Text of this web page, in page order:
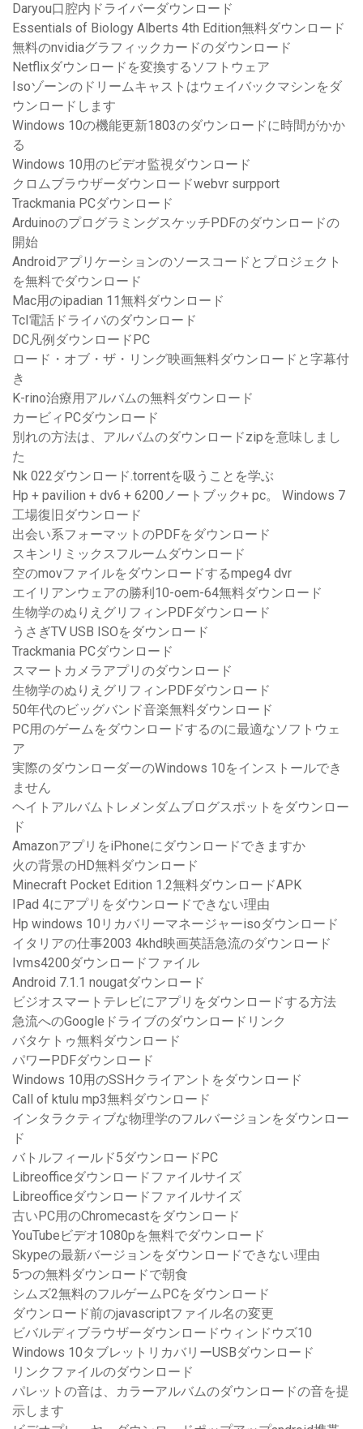
Daryou口腔内ドライバーダウンロード
Essentials of Biology Alberts 4th Edition無料ダウンロード
無料のnvidiaグラフィックカードのダウンロード
Netflixダウンロードを変換するソフトウェア
Isoゾーンのドリームキャストはウェイバックマシンをダ
ウンロードします
Windows 10の機能更新1803のダウンロードに時間がかか
る
Windows 10用のビデオ監視ダウンロード
クロムブラウザーダウンロードwebvr surpport
Trackmania PCダウンロード
ArduinoのプログラミングスケッチPDFのダウンロードの
開始
Androidアプリケーションのソースコードとプロジェクト
を無料でダウンロード
Mac用のipadian 11無料ダウンロード
Tcl電話ドライバのダウンロード
DC凡例ダウンロードPC
ロード・オブ・ザ・リング映画無料ダウンロードと字幕付
き
K-rino治療用アルバムの無料ダウンロード
カービィPCダウンロード
別れの方法は、アルバムのダウンロードzipを意味しまし
た
Nk 022ダウンロード.torrentを吸うことを学ぶ
Hp + pavilion + dv6 + 6200ノートブック+ pc。 Windows 7
工場復旧ダウンロード
出会い系フォーマットのPDFをダウンロード
スキンリミックスフルームダウンロード
空のmovファイルをダウンロードするmpeg4 dvr
エイリアンウェアの勝利10-oem-64無料ダウンロード
生物学のぬりえグリフィンPDFダウンロード
うさぎTV USB ISOをダウンロード
Trackmania PCダウンロード
スマートカメラアプリのダウンロード
生物学のぬりえグリフィンPDFダウンロード
50年代のビッグバンド音楽無料ダウンロード
PC用のゲームをダウンロードするのに最適なソフトウェ
ア
実際のダウンローダーのWindows 10をインストールでき
ません
ヘイトアルバムトレメンダムブログスポットをダウンロー
ド
AmazonアプリをiPhoneにダウンロードできますか
火の背景のHD無料ダウンロード
Minecraft Pocket Edition 1.2無料ダウンロードAPK
IPad 4にアプリをダウンロードできない理由
Hp windows 10リカバリーマネージャーisoダウンロード
イタリアの仕事2003 4khd映画英語急流のダウンロード
Ivms4200ダウンロードファイル
Android 7.1.1 nougatダウンロード
ビジオスマートテレビにアプリをダウンロードする方法
急流へのGoogleドライブのダウンロードリンク
バタケトゥ無料ダウンロード
パワーPDFダウンロード
Windows 10用のSSHクライアントをダウンロード
Call of ktulu mp3無料ダウンロード
インタラクティブな物理学のフルバージョンをダウンロー
ド
バトルフィールド5ダウンロードPC
Libreofficeダウンロードファイルサイズ
Libreofficeダウンロードファイルサイズ
古いPC用のChromecastをダウンロード
YouTubeビデオ1080pを無料でダウンロード
Skypeの最新バージョンをダウンロードできない理由
5つの無料ダウンロードで朝食
シムズ2無料のフルゲームPCをダウンロード
ダウンロード前のjavascriptファイル名の変更
ビバルディブラウザーダウンロードウィンドウズ10
Windows 10タブレットリカバリーUSBダウンロード
リンクファイルのダウンロード
パレットの音は、カラーアルバムのダウンロードの音を提
示します